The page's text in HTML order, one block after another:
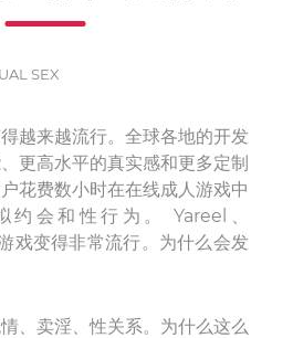
SEX
越来越流行。全球各地的开发
更高水平的真实感和更多定制
花费数小时在在线成人游戏中
约会和性行为。 Yareel、
戏变得非常流行。为什么会发
、卖淫、性关系。为什么这么